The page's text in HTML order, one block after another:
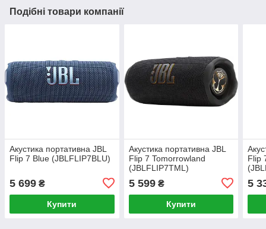
Подібні товари компанії
Акустика портативна JBL
Flip 7 Blue (JBLFLIP7BLU)
5 699 ₴
Купити
Акустика портативна JBL
Flip 7 Tomorrowland
(JBLFLIP7TML)
5 599₴
Купити
Flip
5